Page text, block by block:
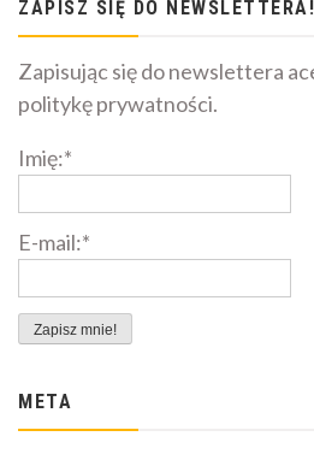
ZAPISZ SIĘ DO NEWSLETTERA!
Zapisując się do newslettera
politykę prywatności.
Imię:*
E-mail:*
META